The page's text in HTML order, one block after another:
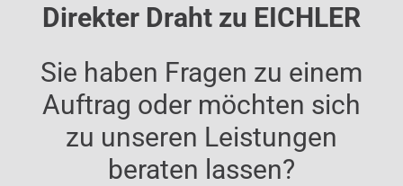
Direkter Draht zu EICHLER
Sie haben Fragen zu einem
Auftrag oder möchten sich
zu unseren Leistungen
beraten lassen?